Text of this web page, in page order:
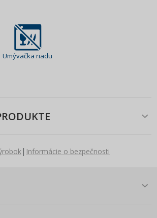
Umývačka riadu
| Informácie o bezpečnosti